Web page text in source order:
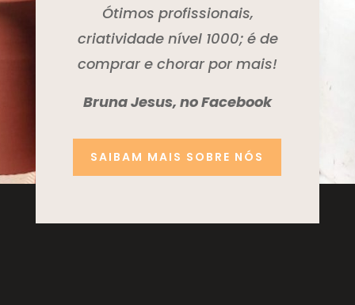
Ótimos profissionais,
criatividade nível 1000; é de
comprar e chorar por mais!
Bruna Jesus, no Facebook
SAIBAM MAIS SOBRE NÓS